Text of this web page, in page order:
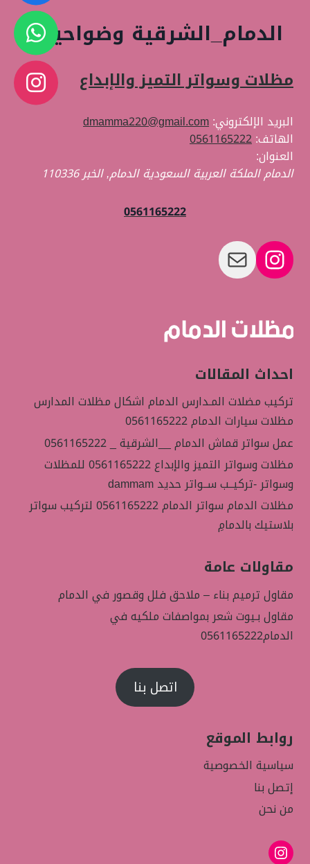
الدمام_الشرقية وضواحيها
مظلات وسواتر التميز والإبداع
البريد الإلكتروني:dmamma220@gmail.com
الهاتف:0561165222
العنوان:
الدمام الملكة العربية السعودية الدمام,الخبر110336
0561165222
إنستجرام
بريد
احداث المقالات
تركيب مضلات المـدارس الدمام اشكال مظلات المدارس
مظلات سيارات الدمام 0561165222
عمل سواتر قماش الدمام __الشرقية _ 0561165222
مظلات وسواتر التميز والإبداع 0561165222 للمظلات
وسواتر -تركيــب ســواتر حديد dammam
مظلات الدمام سواتر الدمام 0561165222 لتركيب سواتر
بلاستيك بالدمامِ
مقاولات عامة
مقاول ترميم بناء – ملاحق فلل وقصور في الدمام
مقاول بـيوت شعر بمواصفات ملكيه في
الدمام0561165222
اتصل بنا
روابط الموقع
سياسية الخصوصية
إتصل بنا
من نحن
إنستجرام